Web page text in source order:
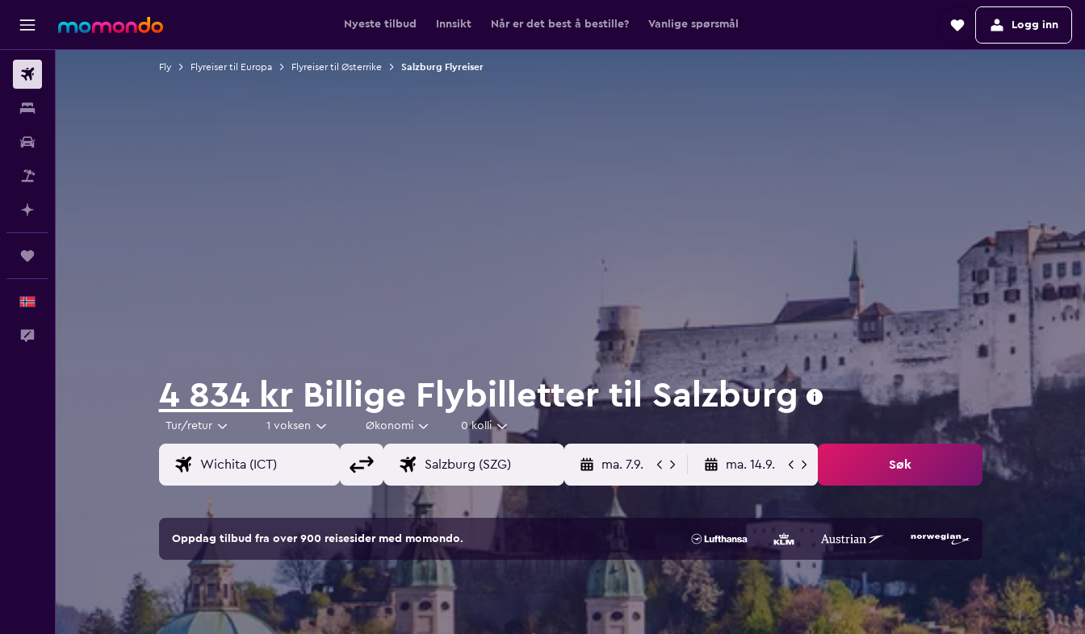
Nyeste tilbud Innsikt Når er det best å bestille? Vanlige spørsmål Logg inn
Fly Flyreiser til Europa Flyreiser til Østerrike Salzburg Flyreiser
4 834 krBillige Flybilletter til Salzburg
Tur/retur 1 voksen Økonomi 0 kolli
ma. 7.9. ma. 14.9. Søk
Oppdag tilbud fra over 900 reisesider med momondo.